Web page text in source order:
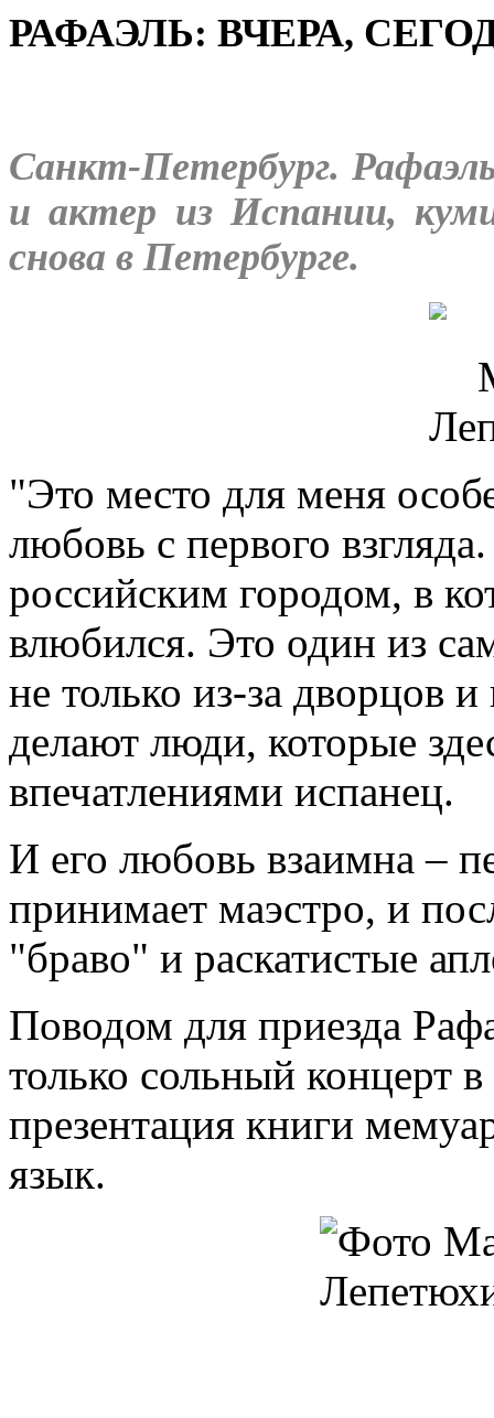
РАФАЭЛЬ: ВЧЕРА,
Санкт-Петербург.
и актер из Испании,
снова в Петербурге.
"Это место для меня
любовь с первого
российским городом, в
влюбился. Это один из
не только из-за дворцов
делают люди, которые
впечатлениями испанец.
И его любовь взаимна –
принимает маэстро, и
"браво" и раскатистые
Поводом для приезда
только сольный концерт
презентация книги
язык.